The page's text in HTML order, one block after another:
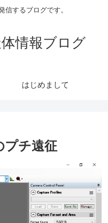
信するブログです。
情報ブログ
はじめまして
プチ遠征